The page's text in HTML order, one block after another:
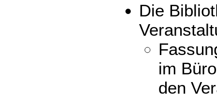
Die
im
den